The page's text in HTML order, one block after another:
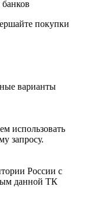
покупки
варианты
использовать
запросу.
России с
данной ТК